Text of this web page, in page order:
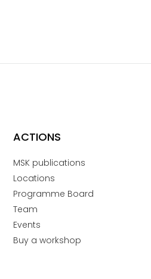
ACTIONS
MSK publications
Locations
Programme Board
Team
Events
Buy a workshop